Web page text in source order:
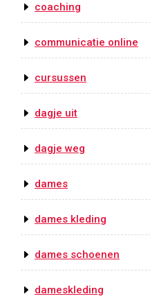
coaching
communicatie online
cursussen
dagje uit
dagje weg
dames
dames kleding
dames schoenen
dameskleding